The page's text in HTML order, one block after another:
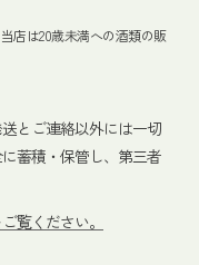
店は20歳未満への酒類の販
とご連絡以外には一切
蓄積・保管し、第三者
覧ください。